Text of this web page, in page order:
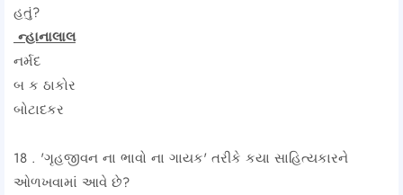
હતું?
ન્હાનાલાલ
નર્મદ
બ ક ઠાકોર
બોટાદકર
18 . 'ગૃહજીવન ના ભાવો ના ગાયક' તરીકે કયા સાહિત્યકારને
ઓળખવામાં આવે છે?